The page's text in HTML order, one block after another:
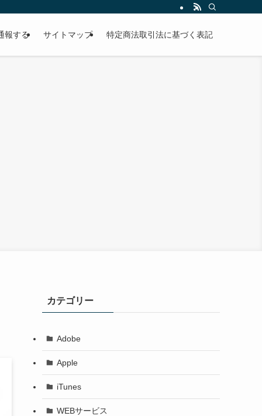
報する サイトマップ 特定商法取引法に基づく表記
カテゴリー
Adobe
Apple
iTunes
WEBサービス